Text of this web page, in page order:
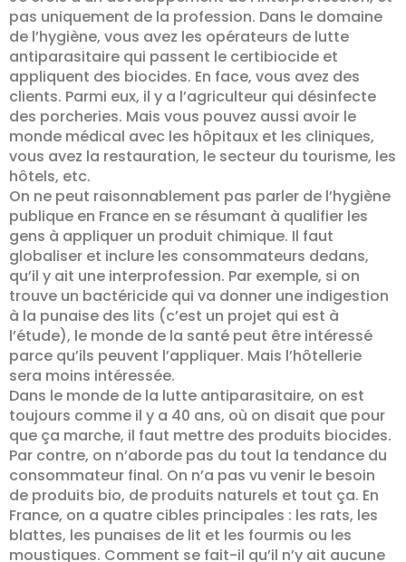
pas uniquement de la profession. Dans le domaine
de l’hygiène, vous avez les opérateurs de lutte
antiparasitaire qui passent le certibiocide et
appliquent des biocides. En face, vous avez des
clients. Parmi eux, il y a l’agriculteur qui désinfecte
des porcheries. Mais vous pouvez aussi avoir le
monde médical avec les hôpitaux et les cliniques,
vous avez la restauration, le secteur du tourisme, les
hôtels, etc.
On ne peut raisonnablement pas parler de l’hygiène
publique en France en se résumant à qualifier les
gens à appliquer un produit chimique. Il faut
globaliser et inclure les consommateurs dedans,
qu’il y ait une interprofession. Par exemple, si on
trouve un bactéricide qui va donner une indigestion
à la punaise des lits (c’est un projet qui est à
l’étude), le monde de la santé peut être intéressé
parce qu’ils peuvent l’appliquer. Mais l’hôtellerie
sera moins intéressée.
Dans le monde de la lutte antiparasitaire, on est
toujours comme il y a 40 ans, où on disait que pour
que ça marche, il faut mettre des produits biocides.
Par contre, on n’aborde pas du tout la tendance du
consommateur final. On n’a pas vu venir le besoin
de produits bio, de produits naturels et tout ça. En
France, on a quatre cibles principales : les rats, les
blattes, les punaises de lit et les fourmis ou les
moustiques. Comment se fait-il qu’il n’y ait aucune